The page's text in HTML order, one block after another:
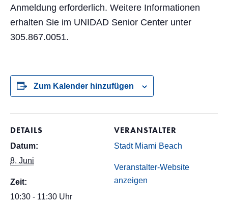
Anmeldung erforderlich. Weitere Informationen
erhalten Sie im UNIDAD Senior Center unter
305.867.0051.
Zum Kalender hinzufügen
DETAILS
Datum:
8. Juni
Zeit:
10:30 - 11:30 Uhr
VERANSTALTER
Stadt Miami Beach
Veranstalter-Website
anzeigen